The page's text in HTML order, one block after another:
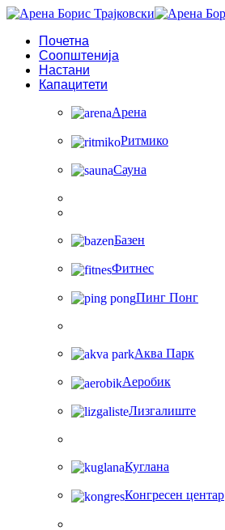
Почетна
Соопштенија
Настани
Капацитети
Арена
Ритмико
Сауна
Базен
Фитнес
Пинг Понг
Аква Парк
Аеробик
Лизгалиште
Куглана
Конгресен центар